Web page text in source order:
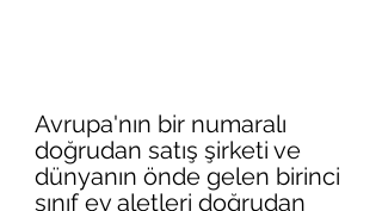
Avrupa'nın bir numaralı
doğrudan satış şirketi ve
dünyanın önde gelen birinci
sınıf ev aletleri doğrudan